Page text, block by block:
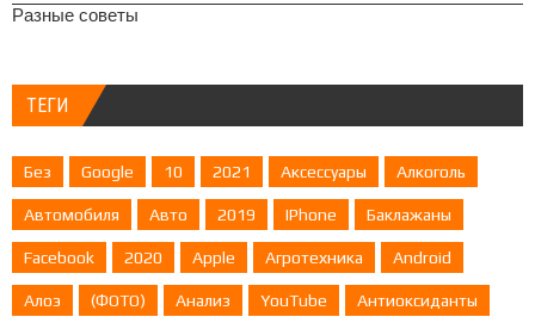
Разные советы
ТЕГИ
Без Google 10 2021 Аксессуары Алкоголь
Автомобиля Авто 2019 IPhone Баклажаны
Facebook 2020 Apple Агротехника Android
Алоэ (ФОТО) Анализ YouTube Антиоксиданты